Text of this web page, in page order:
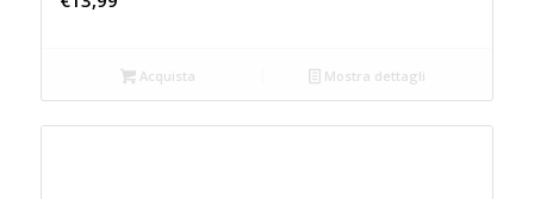
Acquista Mostra dettagli